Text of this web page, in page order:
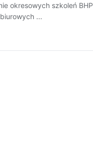
okresowych szkoleń BHP
...